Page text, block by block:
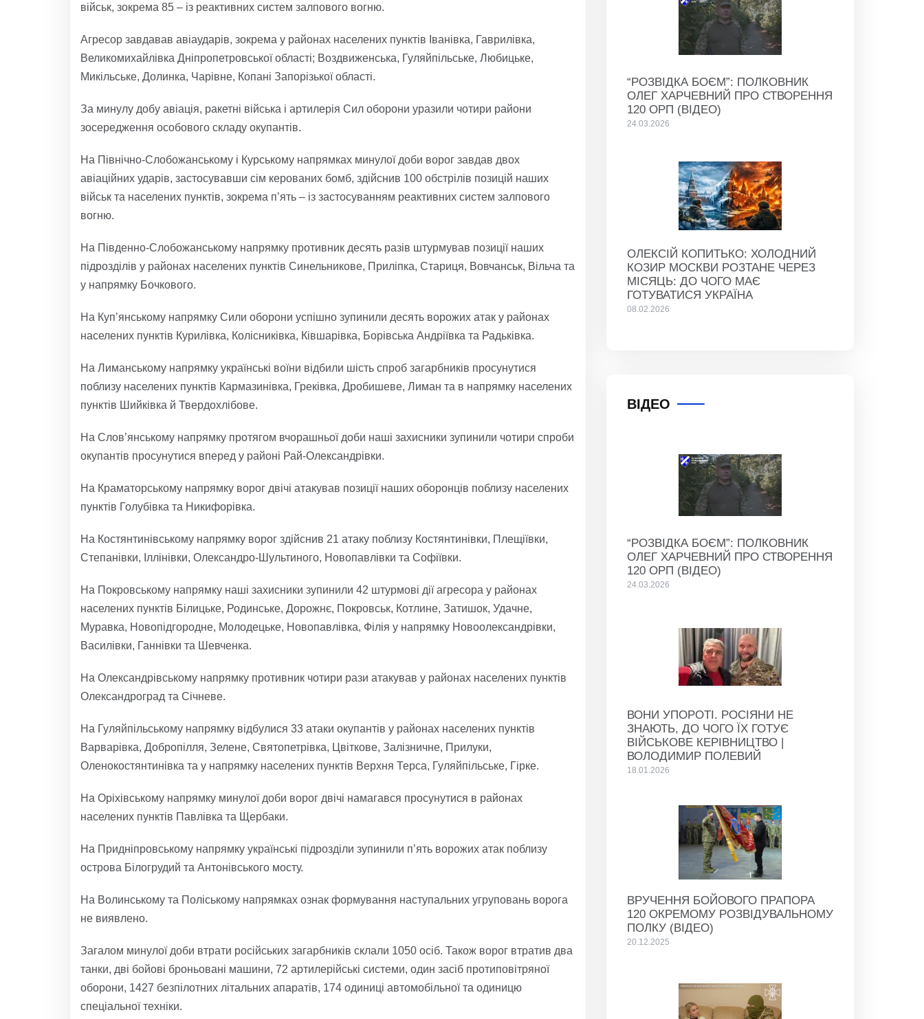
військ, зокрема 85 – із реактивних систем залпового вогню.
Агресор завдавав авіаударів, зокрема у районах населених пунктів Іванівка, Гаврилівка,
Великомихайлівка Дніпропетровської області; Воздвиженська, Гуляйпільське, Любицьке,
Микільське, Долинка, Чарівне, Копані Запорізької області.
За минулу добу авіація, ракетні війська і артилерія Сил оборони уразили чотири райони
зосередження особового складу окупантів.
На Північно-Слобожанському і Курському напрямках минулої доби ворог завдав двох
авіаційних ударів, застосувавши сім керованих бомб, здійснив 100 обстрілів позицій наших
військ та населених пунктів, зокрема п’ять – із застосуванням реактивних систем залпового
вогню.
На Південно-Слобожанському напрямку противник десять разів штурмував позиції наших
підрозділів у районах населених пунктів Синельникове, Приліпка, Стариця, Вовчанськ, Вільча та
у напрямку Бочкового.
На Куп’янському напрямку Сили оборони успішно зупинили десять ворожих атак у районах
населених пунктів Курилівка, Колісниківка, Ківшарівка, Борівська Андріївка та Радьківка.
На Лиманському напрямку українські воїни відбили шість спроб загарбників просунутися
поблизу населених пунктів Кармазинівка, Греківка, Дробишеве, Лиман та в напрямку населених
пунктів Шийківка й Твердохлібове.
На Слов’янському напрямку протягом вчорашньої доби наші захисники зупинили чотири спроби
окупантів просунутися вперед у районі Рай-Олександрівки.
На Краматорському напрямку ворог двічі атакував позиції наших оборонців поблизу населених
пунктів Голубівка та Никифорівка.
На Костянтинівському напрямку ворог здійснив 21 атаку поблизу Костянтинівки, Плещіївки,
Степанівки, Іллінівки, Олександро-Шультиного, Новопавлівки та Софіївки.
На Покровському напрямку наші захисники зупинили 42 штурмові дії агресора у районах
населених пунктів Білицьке, Родинське, Дорожнє, Покровськ, Котлине, Затишок, Удачне,
Муравка, Новопідгородне, Молодецьке, Новопавлівка, Філія у напрямку Новоолександрівки,
Василівки, Ганнівки та Шевченка.
На Олександрівському напрямку противник чотири рази атакував у районах населених пунктів
Олександроград та Січневе.
На Гуляйпільському напрямку відбулися 33 атаки окупантів у районах населених пунктів
Варварівка, Добропілля, Зелене, Святопетрівка, Цвіткове, Залізничне, Прилуки,
Оленокостянтинівка та у напрямку населених пунктів Верхня Терса, Гуляйпільське, Гірке.
На Оріхівському напрямку минулої доби ворог двічі намагався просунутися в районах
населених пунктів Павлівка та Щербаки.
На Придніпровському напрямку українські підрозділи зупинили п’ять ворожих атак поблизу
острова Білогрудий та Антонівського мосту.
На Волинському та Поліському напрямках ознак формування наступальних угруповань ворога
не виявлено.
Загалом минулої доби втрати російських загарбників склали 1050 осіб. Також ворог втратив два
танки, дві бойові броньовані машини, 72 артилерійські системи, один засіб протиповітряної
оборони, 1427 безпілотних літальних апаратів, 174 одиниці автомобільної та одиницю
спеціальної техніки.
“РОЗВІДКА БОЄМ”: ПОЛКОВНИК
ОЛЕГ ХАРЧЕВНИЙ ПРО СТВОРЕННЯ
120 ОРП (ВІДЕО)
24.03.2026
ОЛЕКСІЙ КОПИТЬКО: ХОЛОДНИЙ
КОЗИР МОСКВИ РОЗТАНЕ ЧЕРЕЗ
МІСЯЦЬ: ДО ЧОГО МАЄ
ГОТУВАТИСЯ УКРАЇНА
08.02.2026
ВІДЕО
“РОЗВІДКА БОЄМ”: ПОЛКОВНИК
ОЛЕГ ХАРЧЕВНИЙ ПРО СТВОРЕННЯ
120 ОРП (ВІДЕО)
24.03.2026
ВОНИ УПОРОТІ. РОСІЯНИ НЕ
ЗНАЮТЬ, ДО ЧОГО ЇХ ГОТУЄ
ВІЙСЬКОВЕ КЕРІВНИЦТВО |
ВОЛОДИМИР ПОЛЕВИЙ
18.01.2026
ВРУЧЕННЯ БОЙОВОГО ПРАПОРА
120 ОКРЕМОМУ РОЗВІДУВАЛЬНОМУ
ПОЛКУ (ВІДЕО)
20.12.2025